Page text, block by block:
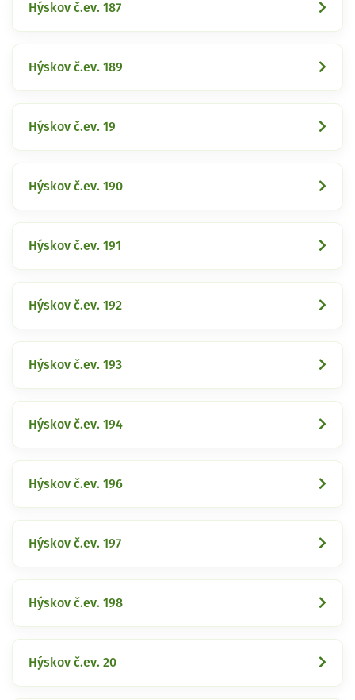
Hýskov č.ev. 187
Hýskov č.ev. 189
Hýskov č.ev. 19
Hýskov č.ev. 190
Hýskov č.ev. 191
Hýskov č.ev. 192
Hýskov č.ev. 193
Hýskov č.ev. 194
Hýskov č.ev. 196
Hýskov č.ev. 197
Hýskov č.ev. 198
Hýskov č.ev. 20